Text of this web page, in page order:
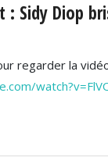
: Sidy Diop
regarder la